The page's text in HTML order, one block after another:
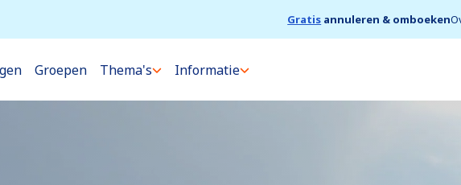
Gratis annuleren & omboeken
Groepen Thema's Informatie